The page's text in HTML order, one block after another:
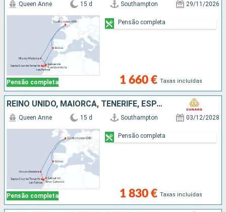
Pensão completa
Queen Anne 15 d Southampton 29/11/2026
1 660 € Taxas incluídas
Pensão completa
REINO UNIDO, MAIORCA, TENERIFE, ESPANHA, LANZAROTE, PORTUGAL
Pensão completa
Queen Anne 15 d Southampton 03/12/2028
1 830 € Taxas incluídas
Pensão completa